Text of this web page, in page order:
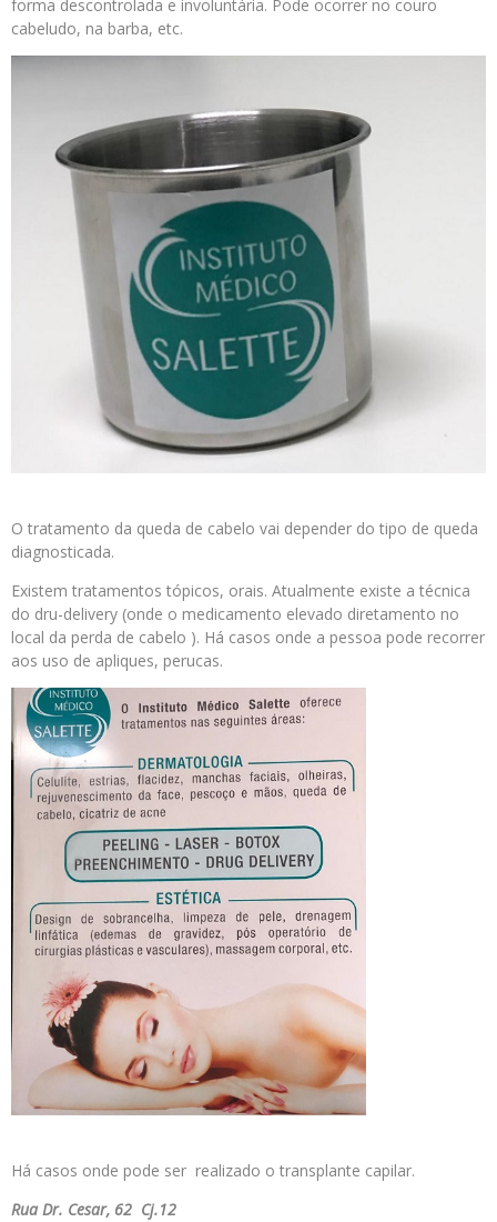
forma descontrolada e involuntária. Pode ocorrer no couro
cabeludo, na barba, etc.
O tratamento da queda de cabelo vai depender do tipo de queda
diagnosticada.
Existem tratamentos tópicos, orais. Atualmente existe a técnica
do dru-delivery (onde o medicamento elevado diretamento no
local da perda de cabelo ). Há casos onde a pessoa pode recorrer
aos uso de apliques, perucas.
Há casos onde pode ser realizado o transplante capilar.
Rua Dr. Cesar, 62 Cj.12